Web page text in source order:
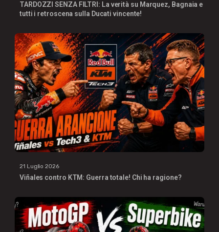
TARDOZZI SENZA FILTRI: La verità su Marquez, Bagnaia e
tutti i retroscena sulla Ducati vincente!
21 Luglio 2026
Viñales contro KTM: Guerra totale! Chi ha ragione?